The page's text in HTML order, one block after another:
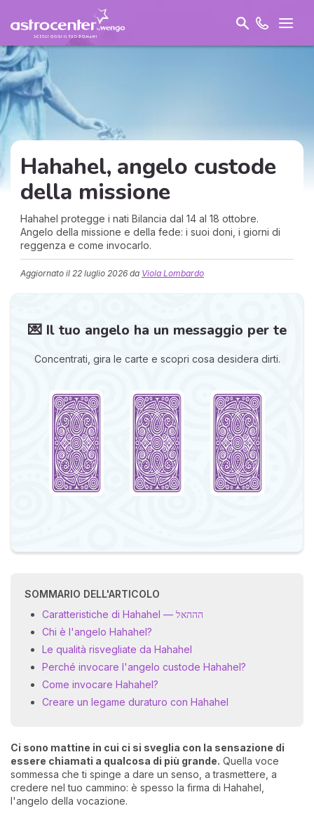
Hahahel, angelo custode
della missione
Hahahel protegge i nati Bilancia dal 14 al 18 ottobre.
Angelo della missione e della fede: i suoi doni, i giorni di
reggenza e come invocarlo.
Aggiornato il 22 luglio 2026 da Viola Lombardo
💌 Il tuo angelo ha un messaggio per te
Concentrati, gira le carte e scopri cosa desidera dirti.
SOMMARIO DELL'ARTICOLO
Caratteristiche di Hahahel — הההאל
Chi è l'angelo Hahahel?
Le qualità risvegliate da Hahahel
Perché invocare l'angelo custode Hahahel?
Come invocare Hahahel?
Creare un legame duraturo con Hahahel
Ci sono mattine in cui ci si sveglia con la sensazione di
essere chiamati a qualcosa di più grande. Quella voce
sommessa che ti spinge a dare un senso, a trasmettere, a
credere nel tuo cammino: è spesso la firma di Hahahel,
l'angelo della vocazione.